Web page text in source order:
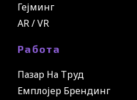
Гејминг
AR / VR
Работа
Пазар На Труд
Емплојер Брендинг